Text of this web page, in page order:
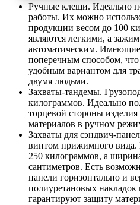
Ручные клещи. Идеально
работы. Их можно
продукции весом до 100
являются легкими, а
автоматическим.
поперечным способом, что
удобным вариантом для
двумя людьми.
Захваты-тандемы.
килограммов. Идеально
торцевой стороны
материалов в ручном
Захваты для сэндвич-
винтом прижимного вида.
250 килограммов, а
сантиметров. Есть
панели горизонтально и
полиуретановых
гарантируют защиту